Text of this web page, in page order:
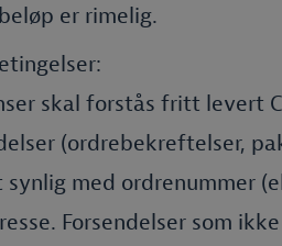
er rimelig.
skal forstås fritt levert
(ordrebekreftelser,
med ordrenummer
Forsendelser som